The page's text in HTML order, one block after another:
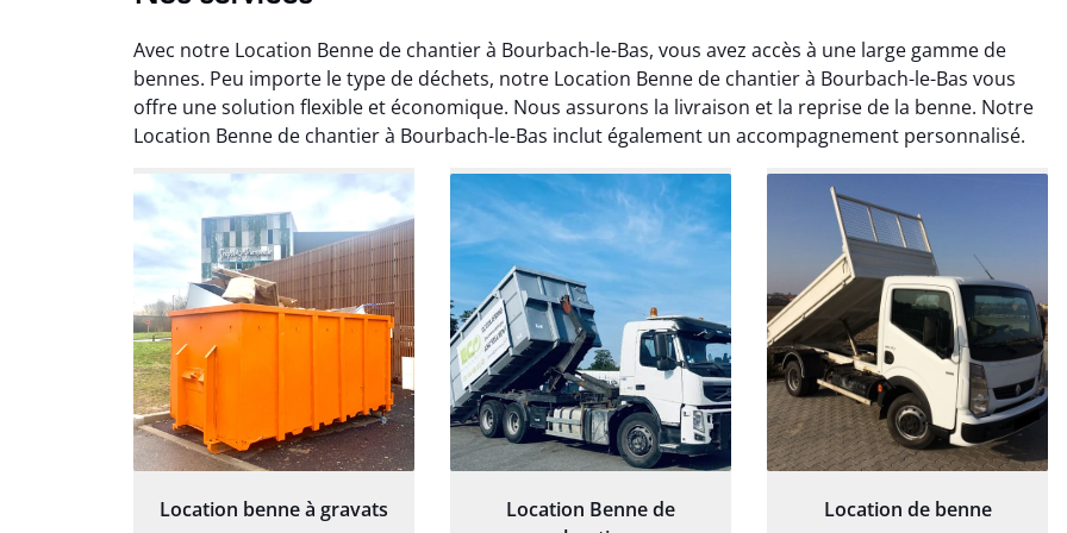
Avec notre Location Benne de chantier à Bourbach-le-Bas, vous avez accès à une large gamme de
bennes. Peu importe le type de déchets, notre Location Benne de chantier à Bourbach-le-Bas vous
offre une solution flexible et économique. Nous assurons la livraison et la reprise de la benne. Notre
Location Benne de chantier à Bourbach-le-Bas inclut également un accompagnement personnalisé.
Location benne à gravats
Location Benne de
Location de benne
Aurélie Bonnet
21 juin 2024
Le service de terrassement
jardin à Var était
exceptionnel. L'équipe a
travaillé de manière efficace
et professionnelle, laissant
notre jardin impeccable et
prêt pour notre nouveau
paysager.
Elisa Barreau
6 avril 2025
Parfait pour évacuer les
gravats de mon chantier.
Service rapide et efficace. Je
recommande sans
hésitation.